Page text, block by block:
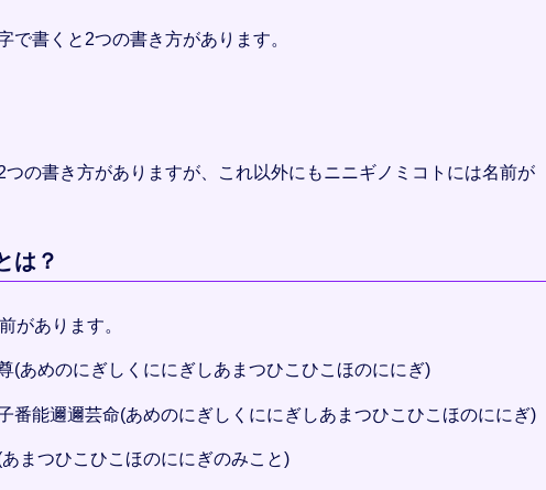
で書くと2つの書き方があります。
の書き方がありますが、これ以外にもニニギノミコトには名前が
は？
があります。
(あめのにぎしくににぎしあまつひこひこほのににぎ)
番能邇邇芸命(あめのにぎしくににぎしあまつひこひこほのににぎ)
まつひこひこほのににぎのみこと)